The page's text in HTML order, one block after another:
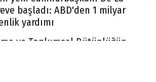
başladı: ABD'den 1 milyar
yardımı
ve Toplumsal Bütünlüğün